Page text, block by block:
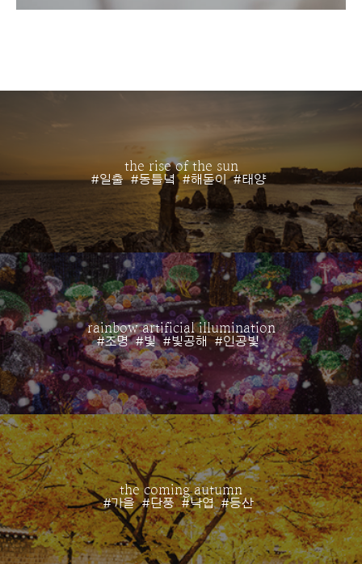
the rise of the sun
#일출 #동틀녘 #해돋이 #태양
rainbow artificial illumination
#조명 #빛 #빛공해 #인공빛
the coming autumn
#가을 #단풍 #낙엽 #등산